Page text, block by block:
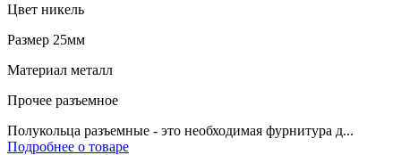
Цвет никель
Размер 25мм
Материал металл
Прочее разъемное
Полукольца разъемные - это необходимая фурнитура д...
Подробнее о товаре